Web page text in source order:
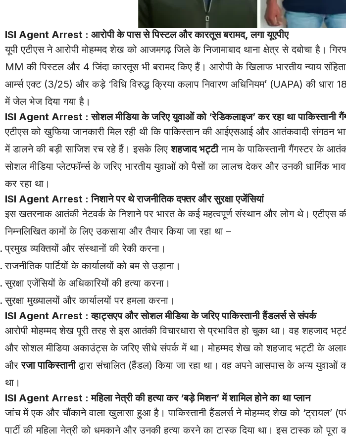
ISI Agent Arrest : आरोपी के पास से पिस्टल और कारतूस बरामद, लगा यूएपीए
यूपी एटीएस ने आरोपी मोहम्मद शेख को आजमगढ़ जिले के निजामाबाद थाना क्षेत्र से दबोचा है।
MM की पिस्टल और 4 जिंदा कारतूस भी बरामद किए हैं। आरोपी के खिलाफ भारतीय न्याय
आर्म्स एक्ट (3/25) और कड़े ‘विधि विरुद्ध क्रिया कलाप निवारण अधिनियम’ (UAPA) की धारा
में जेल भेज दिया गया है।
ISI Agent Arrest : सोशल मीडिया के जरिए युवाओं को ‘रेडिकलाइज’ कर रहा था पाकिस्तानी
एटीएस को खुफिया जानकारी मिल रही थी कि पाकिस्तान की आईएसआई और आतंकवादी संगठन
में डालने की बड़ी साजिश रच रहे हैं। इसके लिएशहजाद भट्टीनाम के पाकिस्तानी गैंगस्टर के
सोशल मीडिया प्लेटफॉर्म्स के जरिए भारतीय युवाओं को पैसों का लालच देकर और उनकी धार्मिक
कर रहा था।
ISI Agent Arrest : निशाने पर थे राजनीतिक दफ्तर और सुरक्षा एजेंसियां
इस खतरनाक आतंकी नेटवर्क के निशाने पर भारत के कई महत्वपूर्ण संस्थान और लोग थे। एटीएस
निम्नलिखित कामों के लिए उकसाया और तैयार किया जा रहा था –
प्रमुख व्यक्तियों और संस्थानों की रेकी करना।
राजनीतिक पार्टियों के कार्यालयों को बम से उड़ाना।
सुरक्षा एजेंसियों के अधिकारियों की हत्या करना।
सुरक्षा मुख्यालयों और कार्यालयों पर हमला करना।
ISI Agent Arrest : व्हाट्सएप और सोशल मीडिया के जरिए पाकिस्तानी हैंडलर्स से संपर्क
आरोपी मोहम्मद शेख पूरी तरह से इस आतंकी विचारधारा से प्रभावित हो चुका था। वह शहजाद
और सोशल मीडिया अकाउंट्स के जरिए सीधे संपर्क में था। मोहम्मद शेख को शहजाद भट्टी के
औररजा पाकिस्तानीद्वारा संचालित (हैंडल) किया जा रहा था। वह अपने आसपास के अन्य युवाओं
था।
ISI Agent Arrest : महिला नेत्री की हत्या कर ‘बड़े मिशन’ में शामिल होने का था प्लान
जांच में एक और चौंकाने वाला खुलासा हुआ है। पाकिस्तानी हैंडलर्स ने मोहम्मद शेख को ‘ट्रायल’
पार्टी की महिला नेत्री को धमकाने और उनकी हत्या करने का टास्क दिया था। इस टास्क को